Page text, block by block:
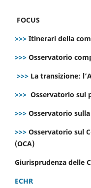
FOCUS
>>> Itinerari della
>>> Osservatorio
>>> La transizione:
>>> Osservatorio sul
>>> Osservatorio
>>> Osservatorio sul
(OCA)
Giurisprudenza delle
ECHR